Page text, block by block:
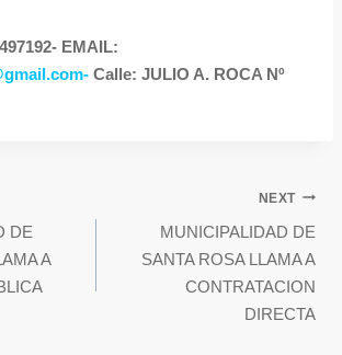
EMAIL:
Calle: JULIO A. ROCA Nº
DE
A
NEXT
MUNICIPALIDAD DE
SANTA ROSA LLAMA A
CONTRATACION
DIRECTA